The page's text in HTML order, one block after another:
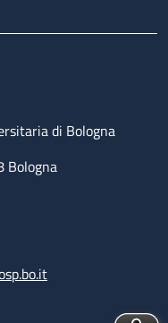
di Bologna
Bologna